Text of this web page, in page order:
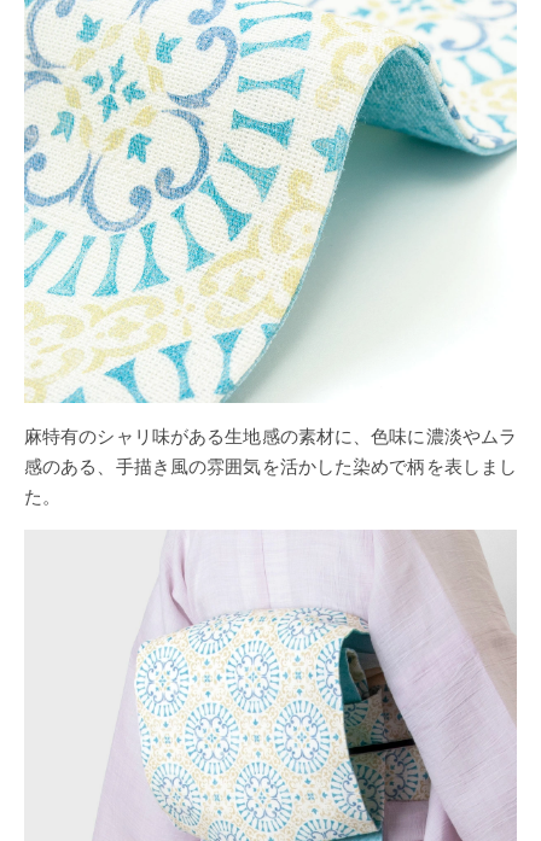
麻特有のシャリ味がある生地感の素材に、色味に濃淡やムラ
感のある、手描き風の雰囲気を活かした染めで柄を表しまし
た。